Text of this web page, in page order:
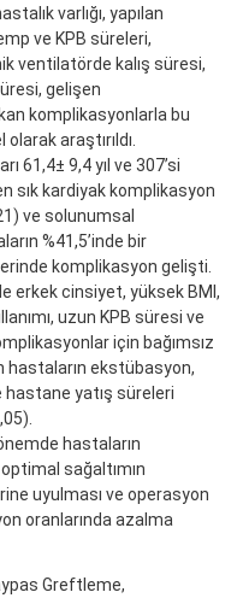
varlığı, yapılan
ve KPB süreleri,
ventilatörde kalış süresi,
gelişen
komplikasyonlarla bu
araştırıldı.
61,4± 9,4 yıl ve 307’si
sık kardiyak komplikasyon
ve solunumsal
%41,5’inde bir
komplikasyon gelişti.
erkek cinsiyet, yüksek BMI,
uzun KPB süresi ve
için bağımsız
hastaların ekstübasyon,
hastane yatış süreleri
hastaların
sağaltımın
uyulması ve operasyon
oranlarında azalma
Greftleme,